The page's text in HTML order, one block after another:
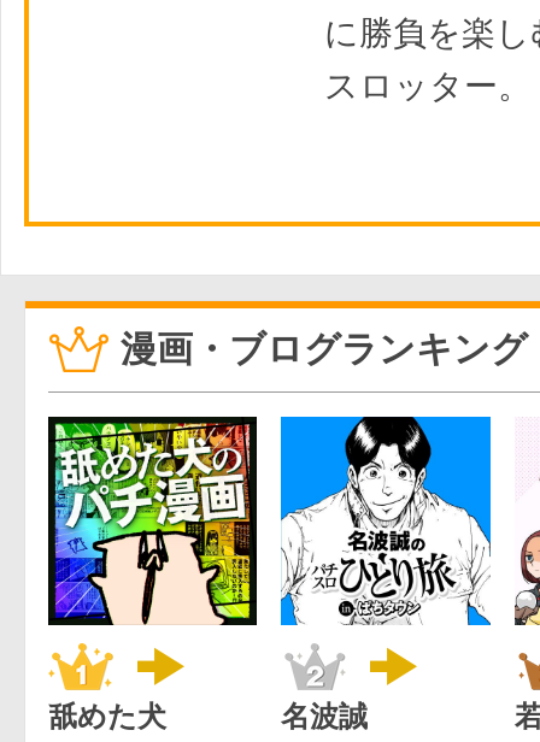
に勝負を楽
スロッター。
漫画・ブログランキング
舐めた犬 名波誠